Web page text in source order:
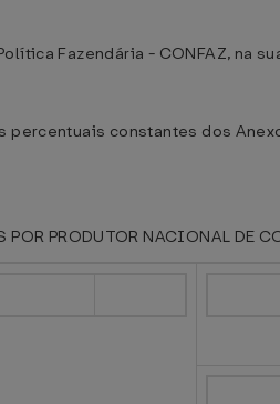
Fazendária - CONFAZ, na
percentuais constantes dos
POR PRODUTOR NACIONAL DE